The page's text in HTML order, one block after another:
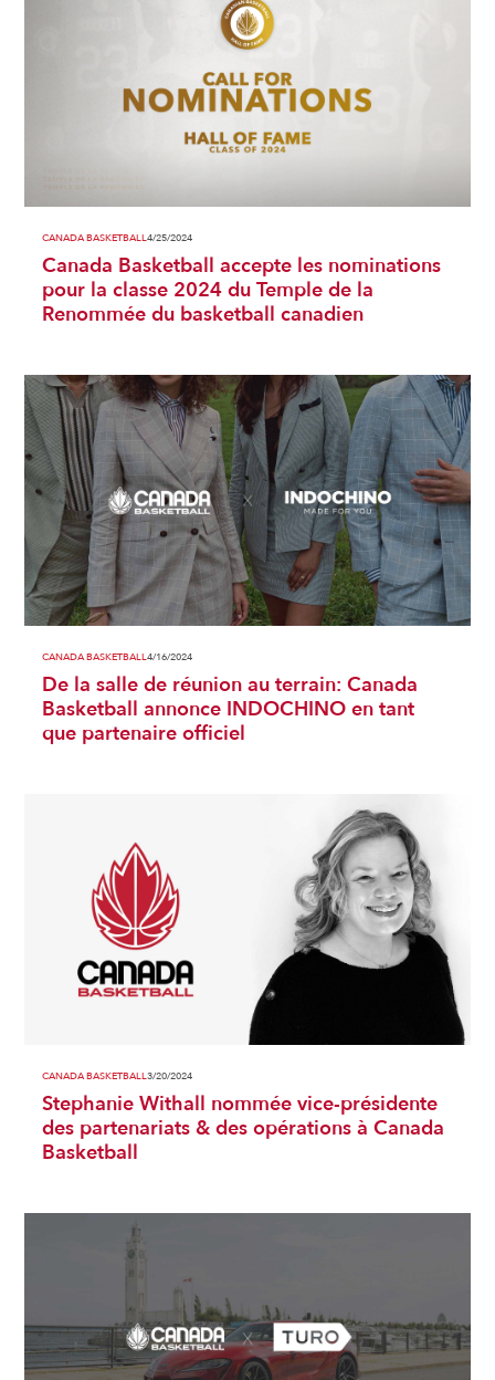
CANADA BASKETBALL4/25/2024
Canada Basketball accepte les nominations
pour la classe 2024 du Temple de la
Renommée du basketball canadien
CANADA BASKETBALL4/16/2024
De la salle de réunion au terrain: Canada
Basketball annonce INDOCHINO en tant
que partenaire officiel
CANADA BASKETBALL3/20/2024
Stephanie Withall nommée vice-présidente
des partenariats & des opérations à Canada
Basketball